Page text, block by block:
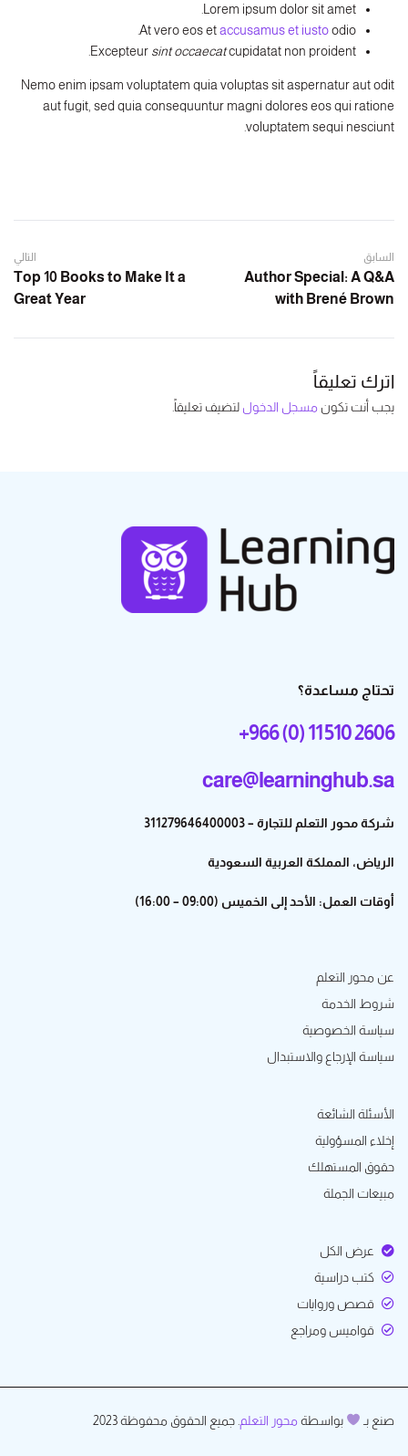
Lorem ipsum dolor sit amet.
At vero eos etaccusamus et iustoodio.
Excepteur sint occaecatcupidatat non proident.
Nemo enim ipsam voluptatem quia voluptas sit aspernatur aut odit
aut fugit, sed quia consequuntur magni dolores eos qui ratione
voluptatem sequi nesciunt.
السابق
Author Special: A Q&A
with Brené Brown
التالي
Top 10 Books to Make It a
Great Year
اترك تعليقاً
يجب أنت تكون مسجل الدخول لتضيف تعليقاً.
تحتاج مساعدة؟
+966 (0) 11 510 2606
care@learninghub.sa
شركة محور التعلم للتجارة – 311279646400003
الرياض، المملكة العربية السعودية
أوقات العمل: الأحد إلى الخميس (09:00 – 16:00)
عن محور التعلم
شروط الخدمة
سياسة الخصوصية
سياسة الإرجاع والاستبدال
الأسئلة الشائعة
إخلاء المسؤولية
حقوق المستهلك
مبيعات الجملة
عرض الكل
كتب دراسية
قصص وروايات
قواميس ومراجع
صنع بـ بواسطةمحور التعلم . جميع الحقوق محفوظة 2023